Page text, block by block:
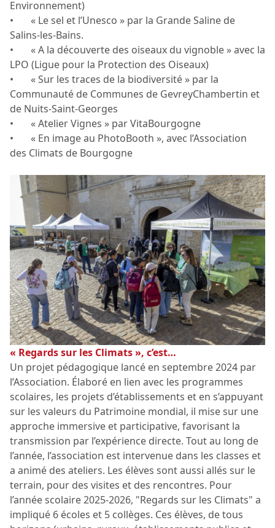
Environnement)
• « Le sel et l’Unesco » par la Grande Saline de
Salins-les-Bains.
• « A la découverte des oiseaux du vignoble » avec la
LPO (Ligue pour la Protection des Oiseaux)
• « Sur les traces de la biodiversité » par la
Communauté de Communes de GevreyChambertin et
de Nuits-Saint-Georges
• « Atelier Vignes » par VitaBourgogne
• « En image au PhotoBooth », avec l’Association
des Climats de Bourgogne
« Regards sur les Climats », c’est…
Un projet pédagogique lancé en septembre 2024 par
l’Association. Élaboré en lien avec les programmes
scolaires, les projets d’établissements et en s’appuyant
sur les valeurs du Patrimoine mondial, il mise sur une
approche immersive et participative, favorisant la
transmission par l’expérience directe. Tout au long de
l’année, l’association est intervenue dans les classes et
a animé des ateliers. Les élèves sont aussi allés sur le
terrain, pour des visites et des rencontres. Pour
l’année scolaire 2025-2026, "Regards sur les Climats" a
impliqué 6 écoles et 5 collèges. Ces élèves, de tous